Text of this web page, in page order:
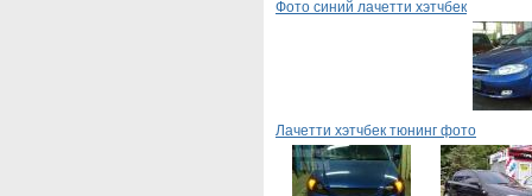
Фото синий лачетти хэтчбек
Лачетти хэтчбек тюнинг фото